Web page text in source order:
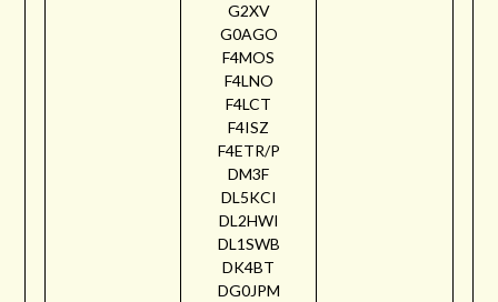
G2XV
G0AGO
F4MOS
F4LNO
F4LCT
F4ISZ
F4ETR/P
DM3F
DL5KCI
DL2HWI
DL1SWB
DK4BT
DG0JPM